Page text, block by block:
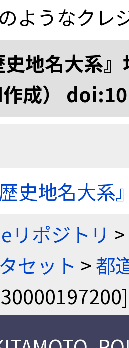
ようなクレ
史地名大系
作成）
歴史地名大
リポジトリ >
セット >都